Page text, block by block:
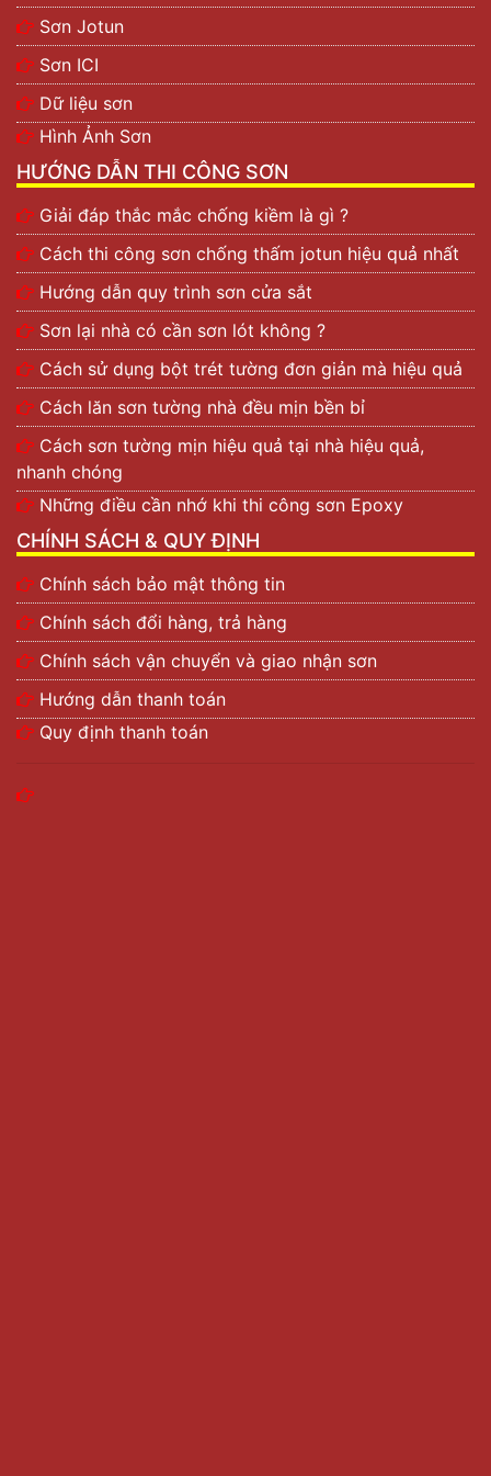
Sơn Jotun
Sơn ICI
Dữ liệu sơn
Hình Ảnh Sơn
HƯỚNG DẪN THI CÔNG SƠN
Giải đáp thắc mắc chống kiềm là gì ?
Cách thi công sơn chống thấm jotun hiệu quả nhất
Hướng dẫn quy trình sơn cửa sắt
Sơn lại nhà có cần sơn lót không ?
Cách sử dụng bột trét tường đơn giản mà hiệu quả
Cách lăn sơn tường nhà đều mịn bền bỉ
Cách sơn tường mịn hiệu quả tại nhà hiệu quả,
nhanh chóng
Những điều cần nhớ khi thi công sơn Epoxy
CHÍNH SÁCH & QUY ĐỊNH
Chính sách bảo mật thông tin
Chính sách đổi hàng, trả hàng
Chính sách vận chuyển và giao nhận sơn
Hướng dẫn thanh toán
Quy định thanh toán